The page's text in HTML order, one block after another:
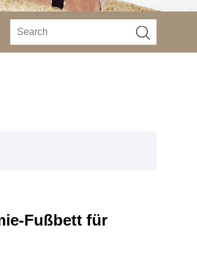
Fußbett für